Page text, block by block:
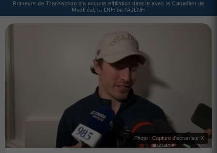
Rumeurs de Transaction n'a aucune affiliation directe avec le Canadien de
Montréal, la LNH ou l'AJLNH
Photo : Capture d'écran sur X